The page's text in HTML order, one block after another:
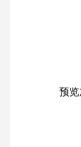
预